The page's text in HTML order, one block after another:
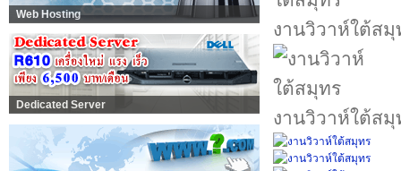
Web Hosting
Dedicated Server
งานวิวาห์ใต้สมุ
งานวิวาห์ใต้สมุ